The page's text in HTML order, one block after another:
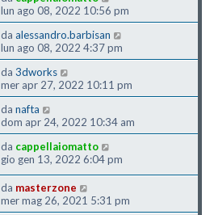
lun ago 08, 2022 10:56 pm
da alessandro.barbisan
lun ago 08, 2022 4:37 pm
da 3dworks
mer apr 27, 2022 10:11 pm
da nafta
dom apr 24, 2022 10:34 am
da cappellaiomatto
gio gen 13, 2022 6:04 pm
da masterzone
mer mag 26, 2021 5:31 pm